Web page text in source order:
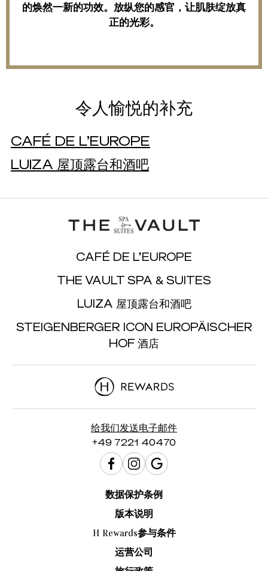
的焕然一新的功效。放纵您的感官，让肌肤绽放真
正的光彩。
令人愉悦的补充
CAFÉ DE L’EUROPE
LUIZA 屋顶露台和酒吧
CAFÉ DE L’EUROPE
THE VAULT SPA & SUITES
LUIZA 屋顶露台和酒吧
STEIGENBERGER ICON EUROPÄISCHER
HOF 酒店
给我们发送电子邮件
+49 7221 40470
数据保护条例
版本说明
H Rewards参与条件
运营公司